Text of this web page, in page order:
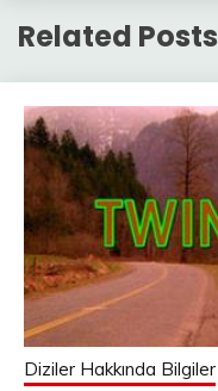
Related Posts
Diziler Hakkında Bilgiler